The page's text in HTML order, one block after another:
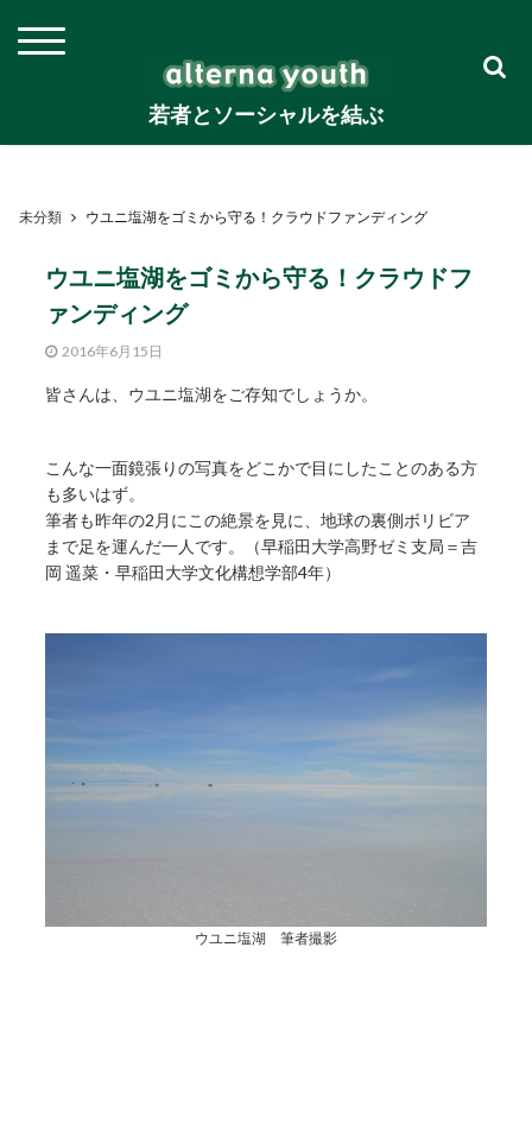
若者とソーシャルを結ぶ
未分類 ウユニ塩湖をゴミから守る！クラウドファンディング
ウユニ塩湖をゴミから守る！クラウドフ
ァンディング
2016年6月15日
皆さんは、ウユニ塩湖をご存知でしょうか。
こんな一面鏡張りの写真をどこかで目にしたことのある方
も多いはず。
筆者も昨年の2月にこの絶景を見に、地球の裏側ボリビア
まで足を運んだ一人です。（早稲田大学高野ゼミ支局＝吉
岡 遥菜・早稲田大学文化構想学部4年）
ウユニ塩湖 筆者撮影